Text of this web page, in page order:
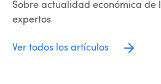
Sobre actualidad económica de
expertos
Ver todos los artículos